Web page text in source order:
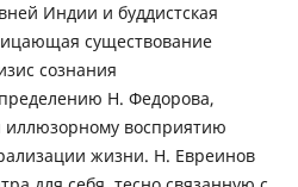
Индии и буддистская
существование
сознания
Н. Федорова,
иллюзорному восприятию
жизни. Н. Евреинов